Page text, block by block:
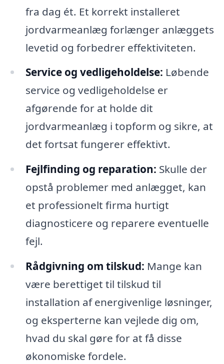
fra dag ét. Et korrekt installeret
jordvarmeanlæg forlænger anlæggets
levetid og forbedrer effektiviteten.
Service og vedligeholdelse: Løbende
service og vedligeholdelse er
afgørende for at holde dit
jordvarmeanlæg i topform og sikre, at
det fortsat fungerer effektivt.
Fejlfinding og reparation: Skulle der
opstå problemer med anlægget, kan
et professionelt firma hurtigt
diagnosticere og reparere eventuelle
fejl.
Rådgivning om tilskud: Mange kan
være berettiget til tilskud til
installation af energivenlige løsninger,
og eksperterne kan vejlede dig om,
hvad du skal gøre for at få disse
økonomiske fordele.